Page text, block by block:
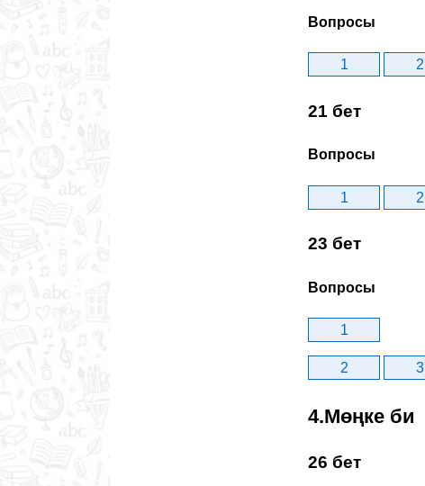
Вопросы
1 2
21 бет
Вопросы
1 2
23 бет
Вопросы
1
2 3
4.Мөңке би
26 бет